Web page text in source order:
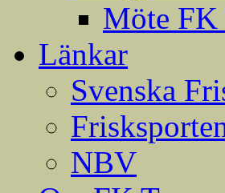
Möte FK
Länkar
Svenska
NBV